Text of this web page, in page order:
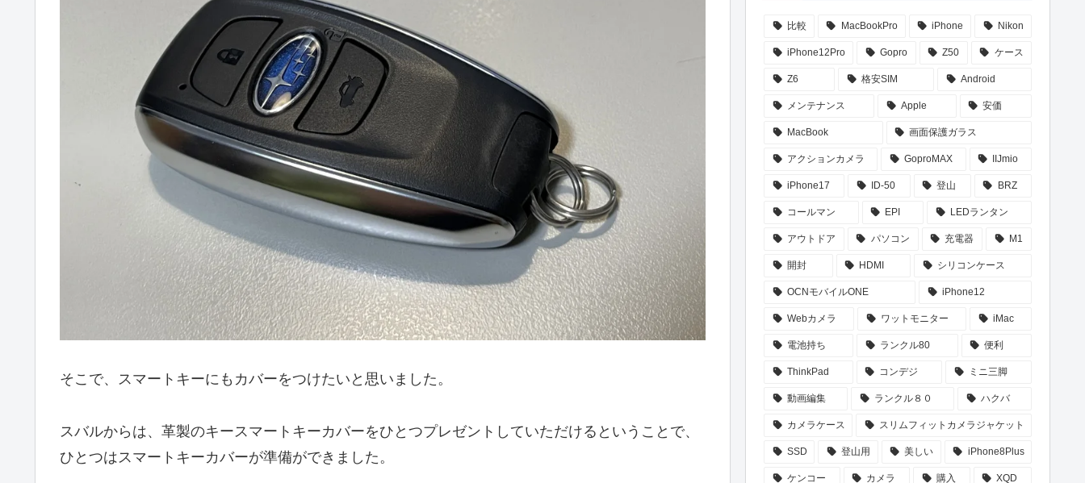
そこで、スマートキーにもカバーをつけたいと思いました。
スバルからは、革製のキースマートキーカバーをひとつプレゼントしていただけるということで、
ひとつはスマートキーカバーが準備ができました。
比較 MacBookPro iPhone Nikon
iPhone12Pro Gopro Z50 ケース
Z6 格安SIM Android
メンテナンス Apple 安価
MacBook 画面保護ガラス
アクションカメラ GoproMAX IIJmio
iPhone17 ID-50 登山 BRZ
コールマン EPI LEDランタン
アウトドア パソコン 充電器 M1
開封 HDMI シリコンケース
OCNモバイルONE iPhone12
Webカメラ ワットモニター iMac
電池持ち ランクル80 便利
ThinkPad コンデジ ミニ三脚
動画編集 ランクル８０ ハクバ
カメラケース スリムフィットカメラジャケット
SSD 登山用 美しい iPhone8Plus
ケンコー カメラ 購入 XQD